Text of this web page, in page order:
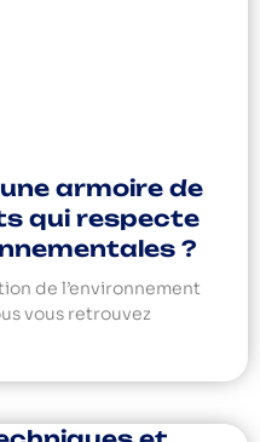
armoire de
qui respecte
?
de l’environnement
vous retrouvez